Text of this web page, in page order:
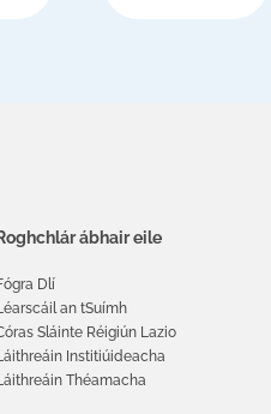
Roghchlár ábhair eile
Dlí
an tSuímh
Sláinte Réigiún Lazio
Institiúideacha
Théamacha